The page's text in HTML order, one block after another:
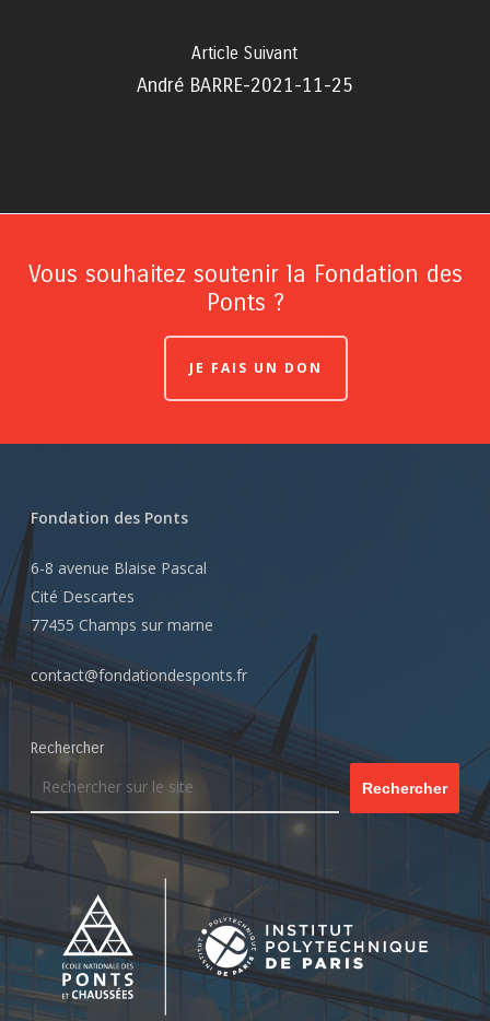
Article Suivant
André BARRE-2021-11-25
Vous souhaitez soutenir la Fondation des
Ponts ?
JE FAIS UN DON
Fondation des Ponts
6-8 avenue Blaise Pascal
Cité Descartes
77455 Champs sur marne
contact@fondationdesponts.fr
Rechercher
Rechercher